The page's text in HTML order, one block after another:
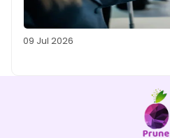
09 Jul 2026